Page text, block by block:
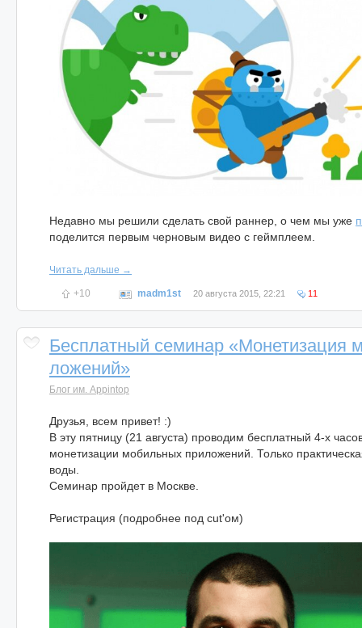
Недавно мы решили сделать свой раннер, о чем мы уже
поделится первым черновым видео с геймплеем.
Читать дальше →
+10 madm1st 20 августа 2015, 22:21 11
Бесплатный семинар «Монетизация
ложений»
Блог им. Appintop
Друзья, всем привет! :)
В эту пятницу (21 августа) проводим бесплатный 4-х
монетизации мобильных приложений. Только
воды.
Семинар пройдет в Москве.
Регистрация (подробнее под cut'ом)